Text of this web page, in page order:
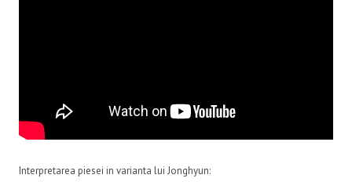
Interpretarea piesei in varianta lui Jonghyun: